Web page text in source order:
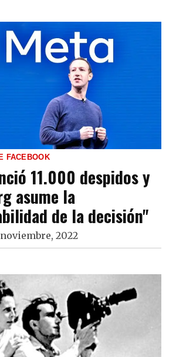
FACEBOOK
11.000 despidos y
asume la
de la decisión"
2022